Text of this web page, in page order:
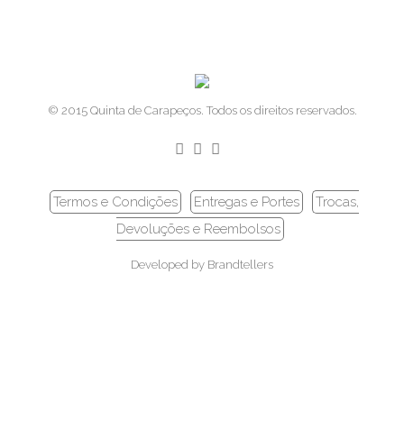
© 2015 Quinta de Carapeços. Todos os direitos reservados.
Termos e Condições Entregas e Portes
Trocas,
Devoluções e Reembolsos
Developed by Brandtellers